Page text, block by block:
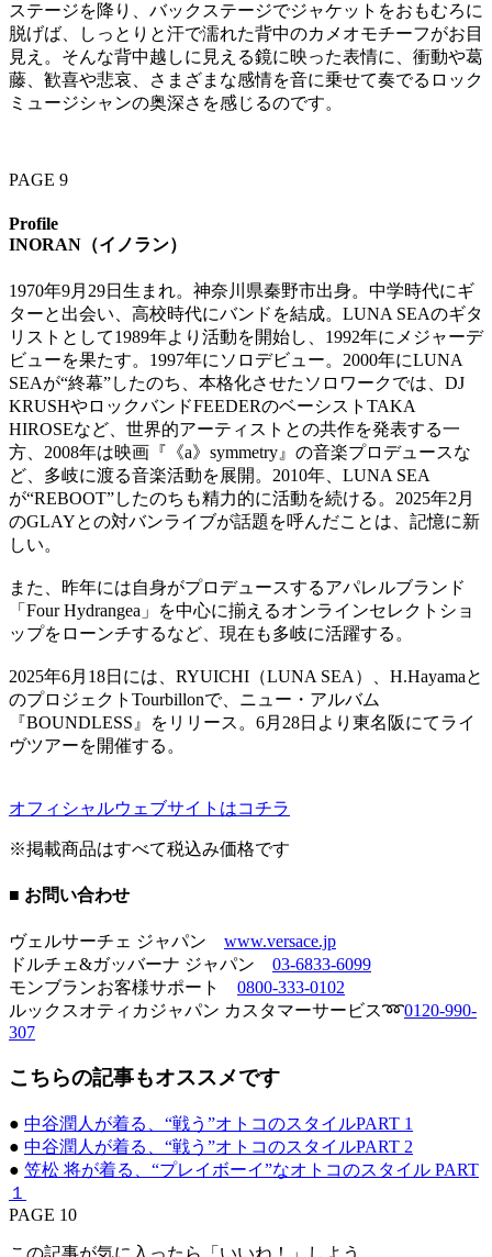
ステージを降り、バックステージでジャケットをおもむろに
脱げば、しっとりと汗で濡れた背中のカメオモチーフがお目
見え。そんな背中越しに見える鏡に映った表情に、衝動や葛
藤、歓喜や悲哀、さまざまな感情を音に乗せて奏でるロック
ミュージシャンの奥深さを感じるのです。
PAGE 9
Profile
INORAN（イノラン）
1970年9月29日生まれ。神奈川県秦野市出身。中学時代にギ
ターと出会い、高校時代にバンドを結成。LUNA SEAのギタ
リストとして1989年より活動を開始し、1992年にメジャーデ
ビューを果たす。1997年にソロデビュー。2000年にLUNA
SEAが“終幕”したのち、本格化させたソロワークでは、DJ
KRUSHやロックバンドFEEDERのベーシストTAKA
HIROSEなど、世界的アーティストとの共作を発表する一
方、2008年は映画『《a》symmetry』の音楽プロデュースな
ど、多岐に渡る音楽活動を展開。2010年、LUNA SEA
が“REBOOT”したのちも精力的に活動を続ける。2025年2月
のGLAYとの対バンライブが話題を呼んだことは、記憶に新
しい。
また、昨年には自身がプロデュースするアパレルブランド
「Four Hydrangea」を中心に揃えるオンラインセレクトショ
ップをローンチするなど、現在も多岐に活躍する。
2025年6月18日には、RYUICHI（LUNA SEA）、H.Hayamaと
のプロジェクトTourbillonで、ニュー・アルバム
『BOUNDLESS』をリリース。6月28日より東名阪にてライ
ヴツアーを開催する。
オフィシャルウェブサイトはコチラ
※掲載商品はすべて税込み価格です
■ お問い合わせ
ヴェルサーチェ ジャパン www.versace.jp
ドルチェ&ガッバーナ ジャパン 03-6833-6099
モンブランお客様サポート 0800-333-0102
ルックスオティカジャパン カスタマーサービス➿0120-990-
307
こちらの記事もオススメです
● 中谷潤人が着る、“戦う”オトコのスタイルPART 1
● 中谷潤人が着る、“戦う”オトコのスタイルPART 2
● 笠松 将が着る、“プレイボーイ”なオトコのスタイル PART
１
PAGE 10
この記事が気に入ったら「いいね！」しよう